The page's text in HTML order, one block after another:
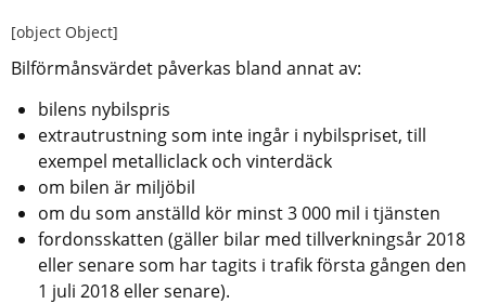
[object Object]
Bilförmånsvärdet påverkas bland annat av:
bilens nybilspris
extrautrustning som inte ingår i nybilspriset, till
exempel metalliclack och vinterdäck
om bilen är miljöbil
om du som anställd kör minst 3 000 mil i tjänsten
fordonsskatten (gäller bilar med tillverkningsår 2018
eller senare som har tagits i trafik första gången den
1 juli 2018 eller senare).